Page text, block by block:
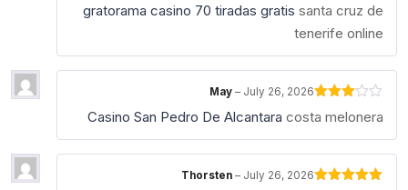
2
out
of 5
gratorama casino 70 tiradas gratis santa cruz de
tenerife online
3out
May– July 26, 2026
Casino San Pedro De Alcantara costa melonera
Thorsten– July 26, 2026